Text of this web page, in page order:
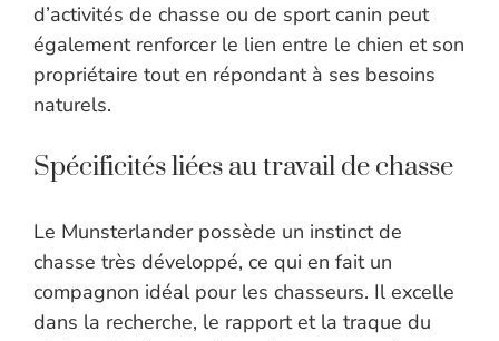
d’activités de chasse ou de sport canin peut
également renforcer le lien entre le chien et son
propriétaire tout en répondant à ses besoins
naturels.
Spécificités liées au travail de chasse
Le Munsterlander possède un instinct de
chasse très développé, ce qui en fait un
compagnon idéal pour les chasseurs. Il excelle
dans la recherche, le rapport et la traque du